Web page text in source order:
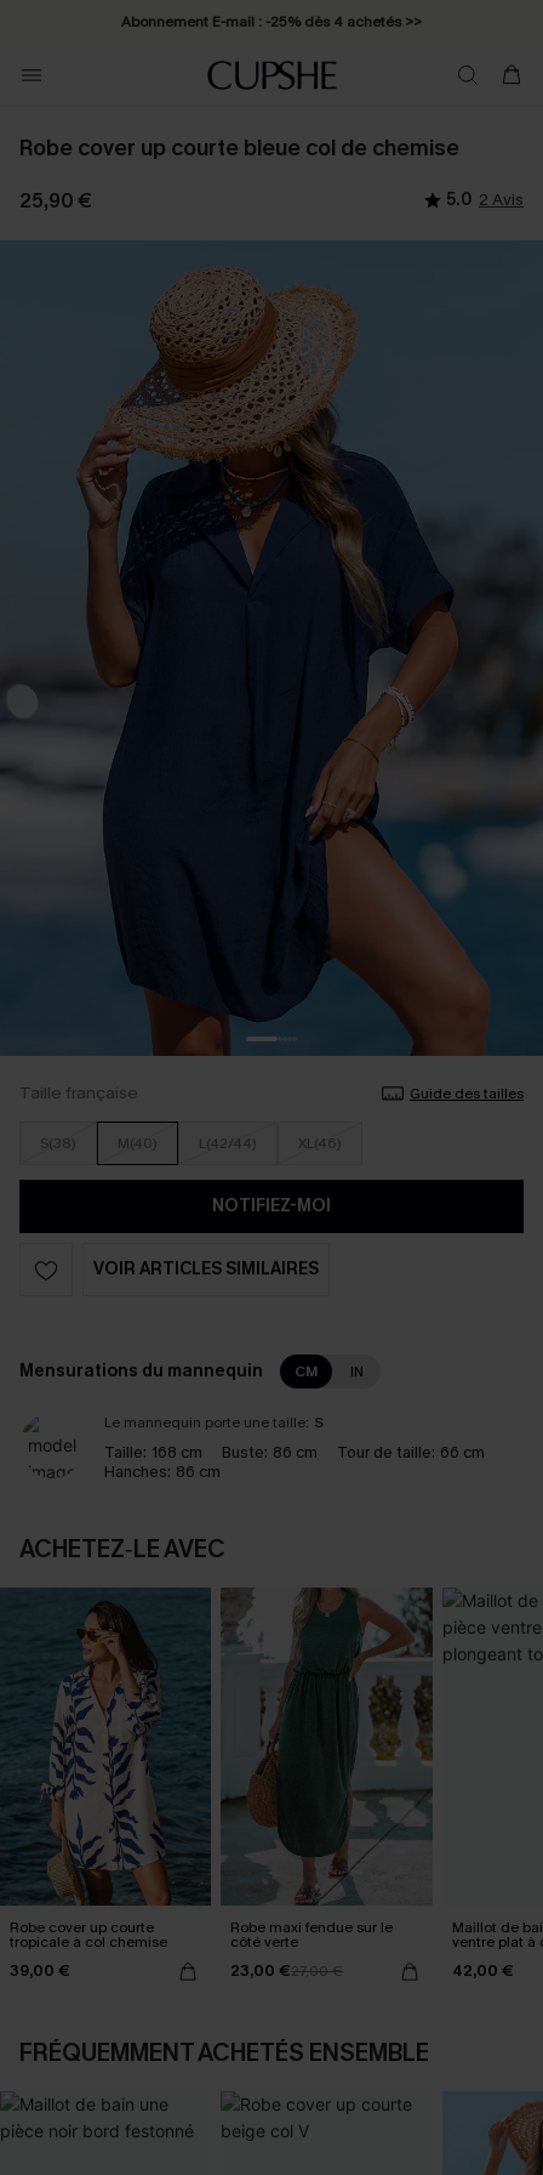
Abonnement E-mail : -25% dès 4 achetés >>
Robe cover up courte bleue col de chemise
25,90 € 5.0 2 Avis
Taille française Guide des tailles
S(38) M(40) L(42/44) XL(46)
NOTIFIEZ-MOI
VOIR ARTICLES SIMILAIRES
Mensurations du mannequin CM IN
Le mannequin porte une taille: S
Taille: 168 cm Buste: 86 cm Tour de taille: 66 cm
Hanches: 86 cm
ACHETEZ‑LE AVEC
Robe cover up courte
tropicale à col chemise
39,00 €
Robe maxi fendue sur le
côté verte
23,00 €27,00 €
Maillot de
ventre plat à
tour de cou
42,00 €
FRÉQUEMMENT ACHETÉS ENSEMBLE